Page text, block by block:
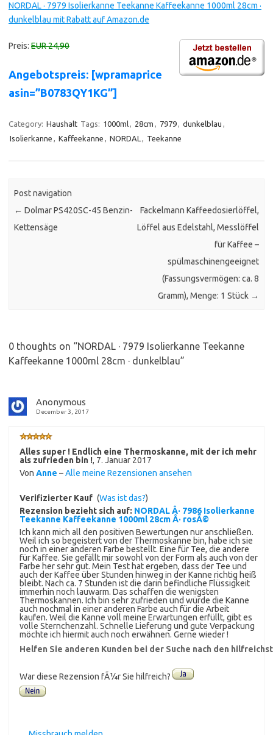
NORDAL · 7979 Isolierkanne Teekanne Kaffeekanne 1000ml 28cm ·
dunkelblau mit Rabatt auf Amazon.de
Preis: EUR 24,90
Angebotspreis: [wpramaprice
asin=”B0783QY1KG”]
Category: Haushalt Tags: 1000ml, 28cm , 7979, dunkelblau ,
Isolierkanne , Kaffeekanne , NORDAL , Teekanne
Post navigation
← Dolmar PS420SC-45 Benzin-
Kettensäge
Fackelmann Kaffeedosierlöffel,
Löffel aus Edelstahl, Messlöffel
für Kaffee –
spülmaschinengeeignet
(Fassungsvermögen: ca. 8
Gramm), Menge: 1 Stück →
0 thoughts on “NORDAL · 7979 Isolierkanne Teekanne
Kaffeekanne 1000ml 28cm · dunkelblau”
Anonymous
December 3, 2017
Alles super ! Endlich eine Thermoskanne, mit der ich mehr
als zufrieden bin !, 7. Januar 2017
Von Anne –Alle meine Rezensionen ansehen
Verifizierter Kauf (Was ist das?)
Rezension bezieht sich auf: NORDAL Â· 7986 Isolierkanne
Teekanne Kaffeekanne 1000ml 28cm Â· rosÃ©
Ich kann mich all den positiven Bewertungen nur anschließen.
Weil ich so begeistert von der Thermoskanne bin, habe ich sie
noch in einer anderen Farbe bestellt. Eine für Tee, die andere
für Kaffee. Sie gefällt mir sowohl von der Form als auch von der
Farbe her sehr gut. Mein Test hat ergeben, dass der Tee und
auch der Kaffee über Stunden hinweg in der Kanne richtig heiß
bleibt. Nach ca. 7 Stunden ist die darin befindliche Flüssigkeit
immerhin noch lauwarm. Das schaffen die wenigsten
Thermoskannen. Ich bin sehr zufrieden und würde die Kanne
auch nochmal in einer anderen Farbe auch für die Arbeit
kaufen. Weil die Kanne voll meine Erwartungen erfüllt, gibt es
volle Sternchenzahl. Schnelle Lieferung und gute Verpackung
möchte ich hiermit auch noch erwähnen. Gerne wieder !
Helfen Sie anderen Kunden bei der Suche nach den
War diese Rezension fÃ¼r Sie hilfreich?